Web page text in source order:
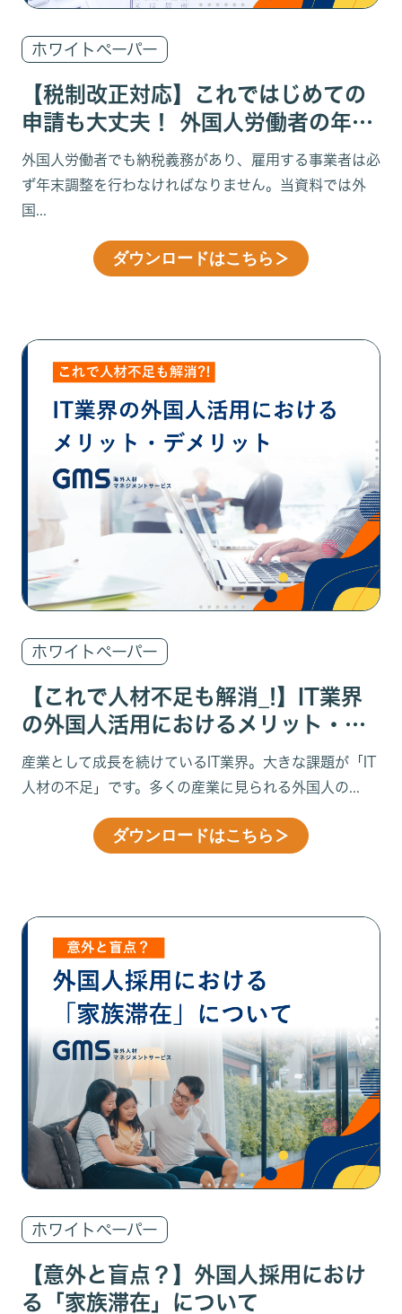
ホワイトペーパー
【税制改正対応】これではじめての
申請も大丈夫！ 外国人労働者の年末
調整対策
外国人労働者でも納税義務があり、雇用する事業者は必
ず年末調整を行わなければなりません。当資料では外
国...
ダウンロードはこちら ＞
ホワイトペーパー
【これで人材不足も解消_!】IT業界
の外国人活用におけるメリット・デ
メリット
産業として成長を続けているIT業界。大きな課題が「IT
人材の不足」です。多くの産業に見られる外国人の...
ダウンロードはこちら ＞
ホワイトペーパー
【意外と盲点？】外国人採用におけ
る「家族滞在」について